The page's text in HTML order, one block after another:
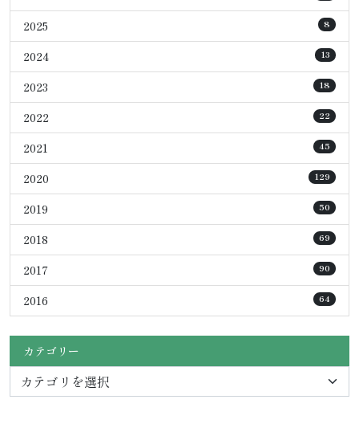
2025 8
2024 13
2023 18
2022 22
2021 45
2020 129
2019 50
2018 69
2017 90
2016 64
カテゴリー